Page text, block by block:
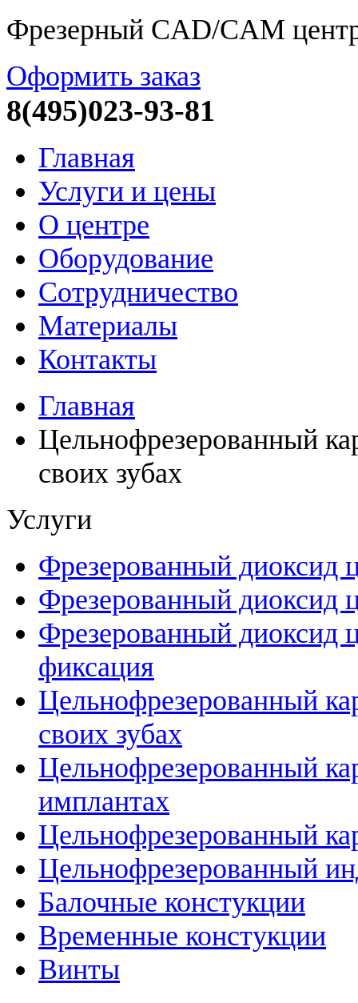
Фрезерный CAD/CAM
Оформить заказ
8(495)023-93-81
Главная
Услуги и цены
О центре
Оборудование
Сотрудничество
Материалы
Контакты
Главная
Цельнофрезерованный
своих зубах
Услуги
Фрезерованный диоксид
Фрезерованный диоксид
Фрезерованный диоксид
фиксация
Цельнофрезерованный
своих зубах
Цельнофрезерованный
имплантах
Цельнофрезерованный
Цельнофрезерованный
Балочные констукции
Временные констукции
Винты